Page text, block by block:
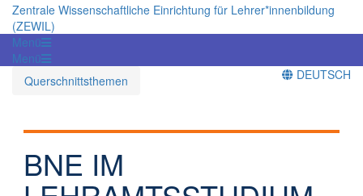
Zentrale Wissenschaftliche Einrichtung für Lehrer*innenbildung
(ZEWIL)
Menü
Menü
Querschnittsthemen
DEUTSCH
BNE IM